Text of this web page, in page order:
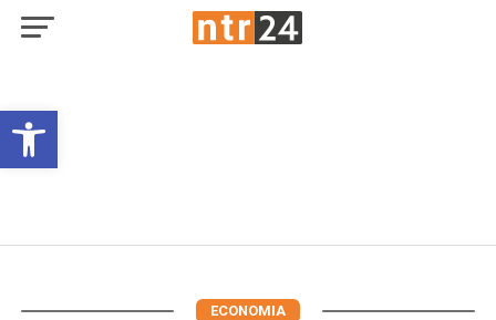
Open toolbar
ECONOMIA